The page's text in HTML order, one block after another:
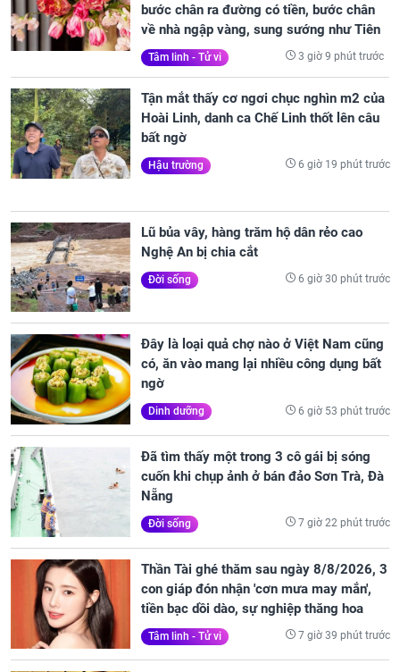
bước chân ra đường có tiền, bước chân
về nhà ngập vàng, sung sướng như Tiên
Tâm linh - Tử vi 3 giờ 9 phút trước
Tận mắt thấy cơ ngơi chục nghìn m2 của
Hoài Linh, danh ca Chế Linh thốt lên câu
bất ngờ
Hậu trường 6 giờ 19 phút trước
Lũ bủa vây, hàng trăm hộ dân rẻo cao
Nghệ An bị chia cắt
Đời sống 6 giờ 30 phút trước
Đây là loại quả chợ nào ở Việt Nam cũng
có, ăn vào mang lại nhiều công dụng bất
ngờ
Dinh dưỡng 6 giờ 53 phút trước
Đã tìm thấy một trong 3 cô gái bị sóng
cuốn khi chụp ảnh ở bán đảo Sơn Trà, Đà
Nẵng
Đời sống 7 giờ 22 phút trước
Thần Tài ghé thăm sau ngày 8/8/2026, 3
con giáp đón nhận 'cơn mưa may mắn',
tiền bạc dồi dào, sự nghiệp thăng hoa
Tâm linh - Tử vi 7 giờ 39 phút trước